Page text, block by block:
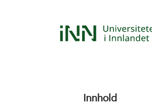
S
Innhold